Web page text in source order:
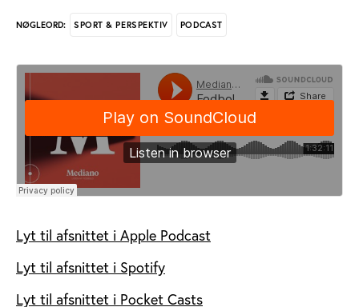
NØGLEORD: SPORT & PERSPEKTIV PODCAST
Lyt til afsnittet i Apple Podcast
Lyt til afsnittet i Spotify
Lyt til afsnittet i Pocket Casts